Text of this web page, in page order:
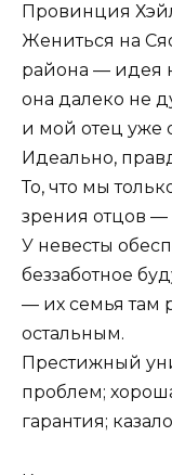
Провинция
Жениться на
района — идея
она далеко не
и мой отец уже
Идеально,
То, что мы
зрения отцов —
У невесты
беззаботное
— их семья там
остальным.
Престижный
проблем;
гарантия;